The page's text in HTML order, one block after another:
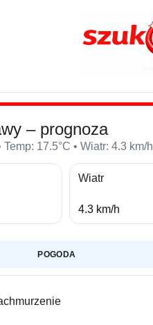
– prognoza
17.5°C • Wiatr: 4.3 km/h
Wiatr
4.3 km/h
POGODA